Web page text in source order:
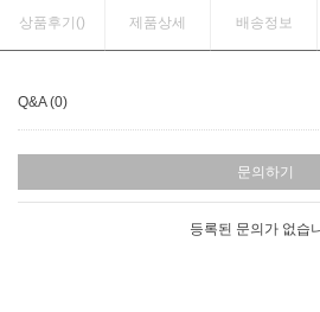
상품후기() 제품상세 배송정보
Q&A (0)
문의하기
등록된 문의가 없습